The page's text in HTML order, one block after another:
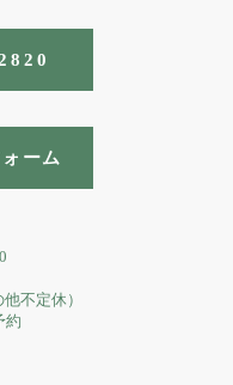
ーム
不定休）
約